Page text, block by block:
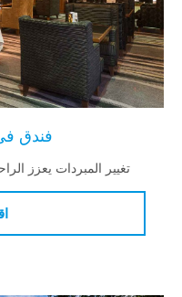
فندق في
تغيير المبردات يعزز الراحة
اقرأ